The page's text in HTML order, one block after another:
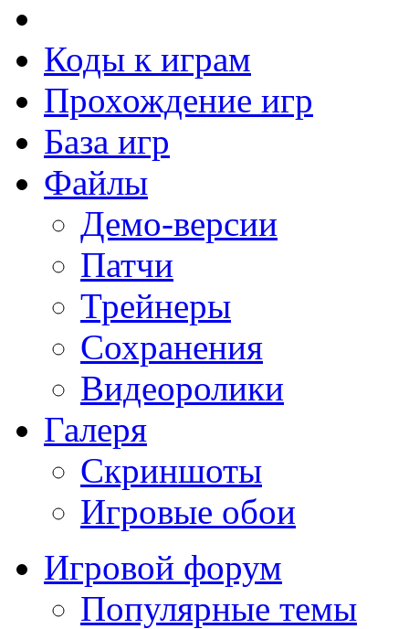
Коды к играм
Прохождение игр
База игр
Файлы
Демо-версии
Патчи
Трейнеры
Сохранения
Видеоролики
Галеря
Скриншоты
Игровые обои
Игровой форум
Популярные темы